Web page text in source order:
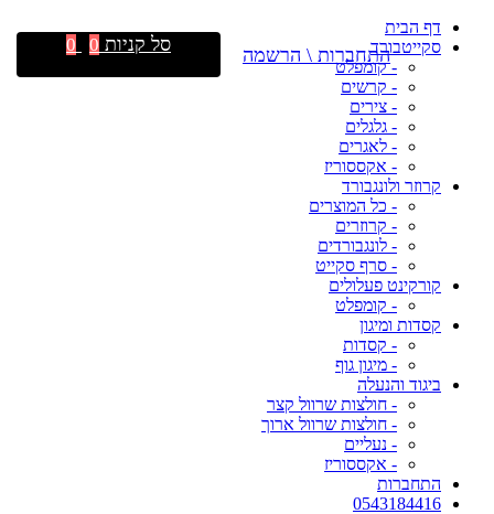
דף הבית
סקייטבורד
- קומפלט
- קרשים
- צירים
- גלגלים
- לאגרים
- אקססוריז
קרוזר ולונגבורד
- כל המוצרים
- קרוזרים
- לונגבורדים
- סרף סקייט
קורקינט פעלולים
- קומפלט
קסדות ומיגון
- קסדות
- מיגון גוף
ביגוד והנעלה
- חולצות שרוול קצר
- חולצות שרוול ארוך
- נעליים
- אקססוריז
התחברות
0543184416
התחברות \ הרשמה סל קניות 0
0